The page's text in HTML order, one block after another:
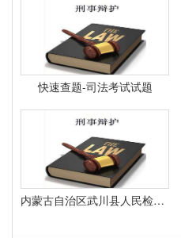
快速查题-司法考试试题
内蒙古自治区武川县人民检察院